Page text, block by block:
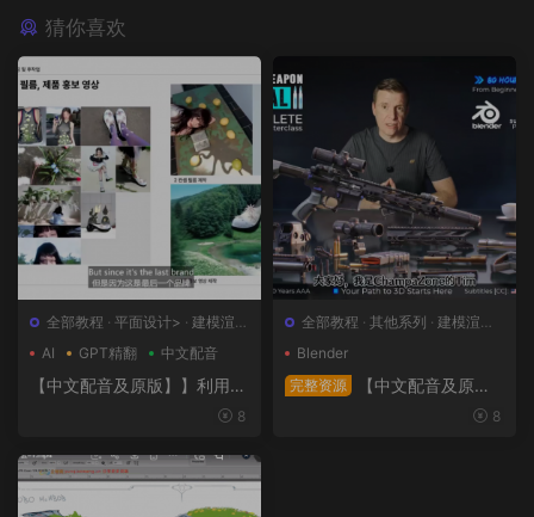
猜你喜欢
全部教程 · 平面设计> · 建模渲染
日韩系列
AI GPT精翻 中文配音
【中文配音及原版】】利用人
工智能和3D技术的混合BX流8
全部教程 · 其他系列 · 建模渲染>
Blender
完整资源
【中文配音及原
版】终极武器大师班2｜AR-18